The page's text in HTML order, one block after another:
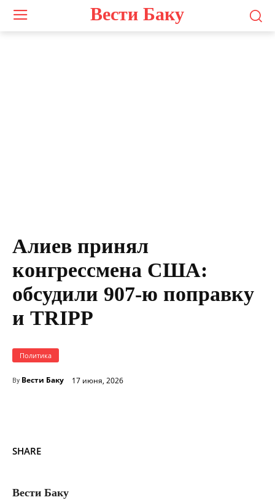
Вести Баку
Алиев принял
конгрессмена США:
обсудили 907-ю поправку
и TRIPP
Политика
By Вести Баку 17 июня, 2026
SHARE
Вести Баку